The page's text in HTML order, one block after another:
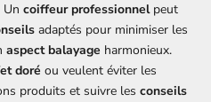
Un coiffeur professionnelpeut
adaptés pour minimiser les
aspect balayage harmonieux.
doré ou veulent éviter les
produits et suivre les conseils